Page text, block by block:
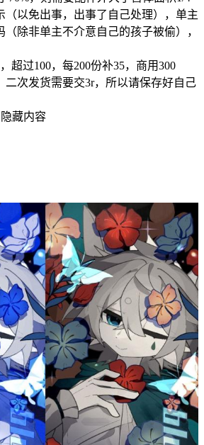
（以免出事，出事了自己处理），单主
除非单主不介意自己的孩子被偷），
超过100，每200份补35，商用300
二次发货需要交3r，所以请保存好自己
藏内容